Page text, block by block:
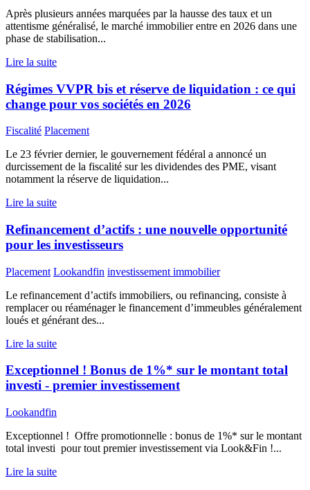
Après plusieurs années marquées par la hausse des taux et un
attentisme généralisé, le marché immobilier entre en 2026 dans une
phase de stabilisation...
Lire la suite
Régimes VVPR bis et réserve de liquidation : ce qui
change pour vos sociétés en 2026
Fiscalité Placement
Le 23 février dernier, le gouvernement fédéral a annoncé un
durcissement de la fiscalité sur les dividendes des PME, visant
notamment la réserve de liquidation...
Lire la suite
Refinancement d’actifs : une nouvelle opportunité
pour les investisseurs
Placement Lookandfin investissement immobilier
Le refinancement d’actifs immobiliers, ou refinancing, consiste à
remplacer ou réaménager le financement d’immeubles généralement
loués et générant des...
Lire la suite
Exceptionnel ! Bonus de 1%* sur le montant total
investi - premier investissement
Lookandfin
Exceptionnel ! Offre promotionnelle : bonus de 1%* sur le montant
total investi pour tout premier investissement via Look&Fin !...
Lire la suite